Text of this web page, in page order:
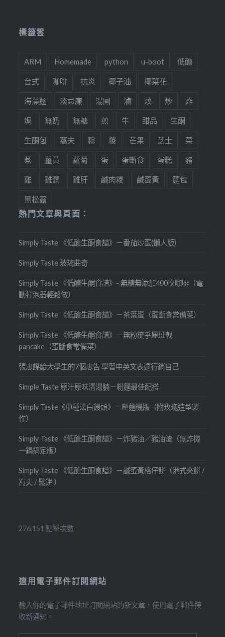
標籤雲
ARM Homemade python u-boot 低醣
台式 咖啡 抗炎 椰子油 椰菜花
海藻麵 淡忌廉 湯圓 滷 炆 炒 炸
焗 無奶 無糖 煎 牛 甜品 生酮
生酮包 窩夫 粽 糉 芒果 芝士 菜
蒸 薑黃 蘿蔔 蛋 蛋斷食 蛋糕 豬
雞 雞潤 雞肝 鹹肉糭 鹹蛋黃 麵包
黑松露
熱門文章與頁面︰
Simply Taste 《低醣生酮食譜》－番茄炒蛋(懶人版)
Simply Taste 玻璃曲奇
Simply Taste 《低醣生酮食譜》- 無糖無添加400次咖啡（電
動打泡器輕鬆做）
Simply Taste 《低醣生酮食譜》－茶葉蛋（蛋斷食常備菜）
Simply Taste 《低醣生酮食譜》－無粉梳乎厘班戟
pancake（蛋斷食常備菜）
張忠謀給大學生的7個忠告 學習中英文表達行銷自己
Simple Taste 原汁原味清湯腩－粉麵最佳配搭
Simply Taste《中種法白饅頭》－壓麵機版（附玫瑰造型製
作）
Simply Taste 《低醣生酮食譜》－炸豬油／豬油渣（氣炸機
一鍋搞定版）
Simply Taste 《低醣生酮食譜》－鹹蛋黃格仔餅（港式夾餅 /
窩夫 / 鬆餅 ）
276,151 點擊次數
適用電子郵件訂閱網站
輸入你的電子郵件地址訂閱網站的新文章，使用電子郵件接
收新通知。